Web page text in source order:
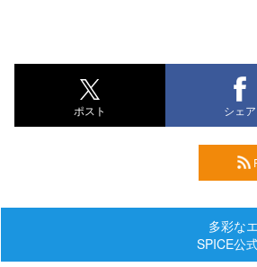
ポスト シェア
多彩な
SPICE公